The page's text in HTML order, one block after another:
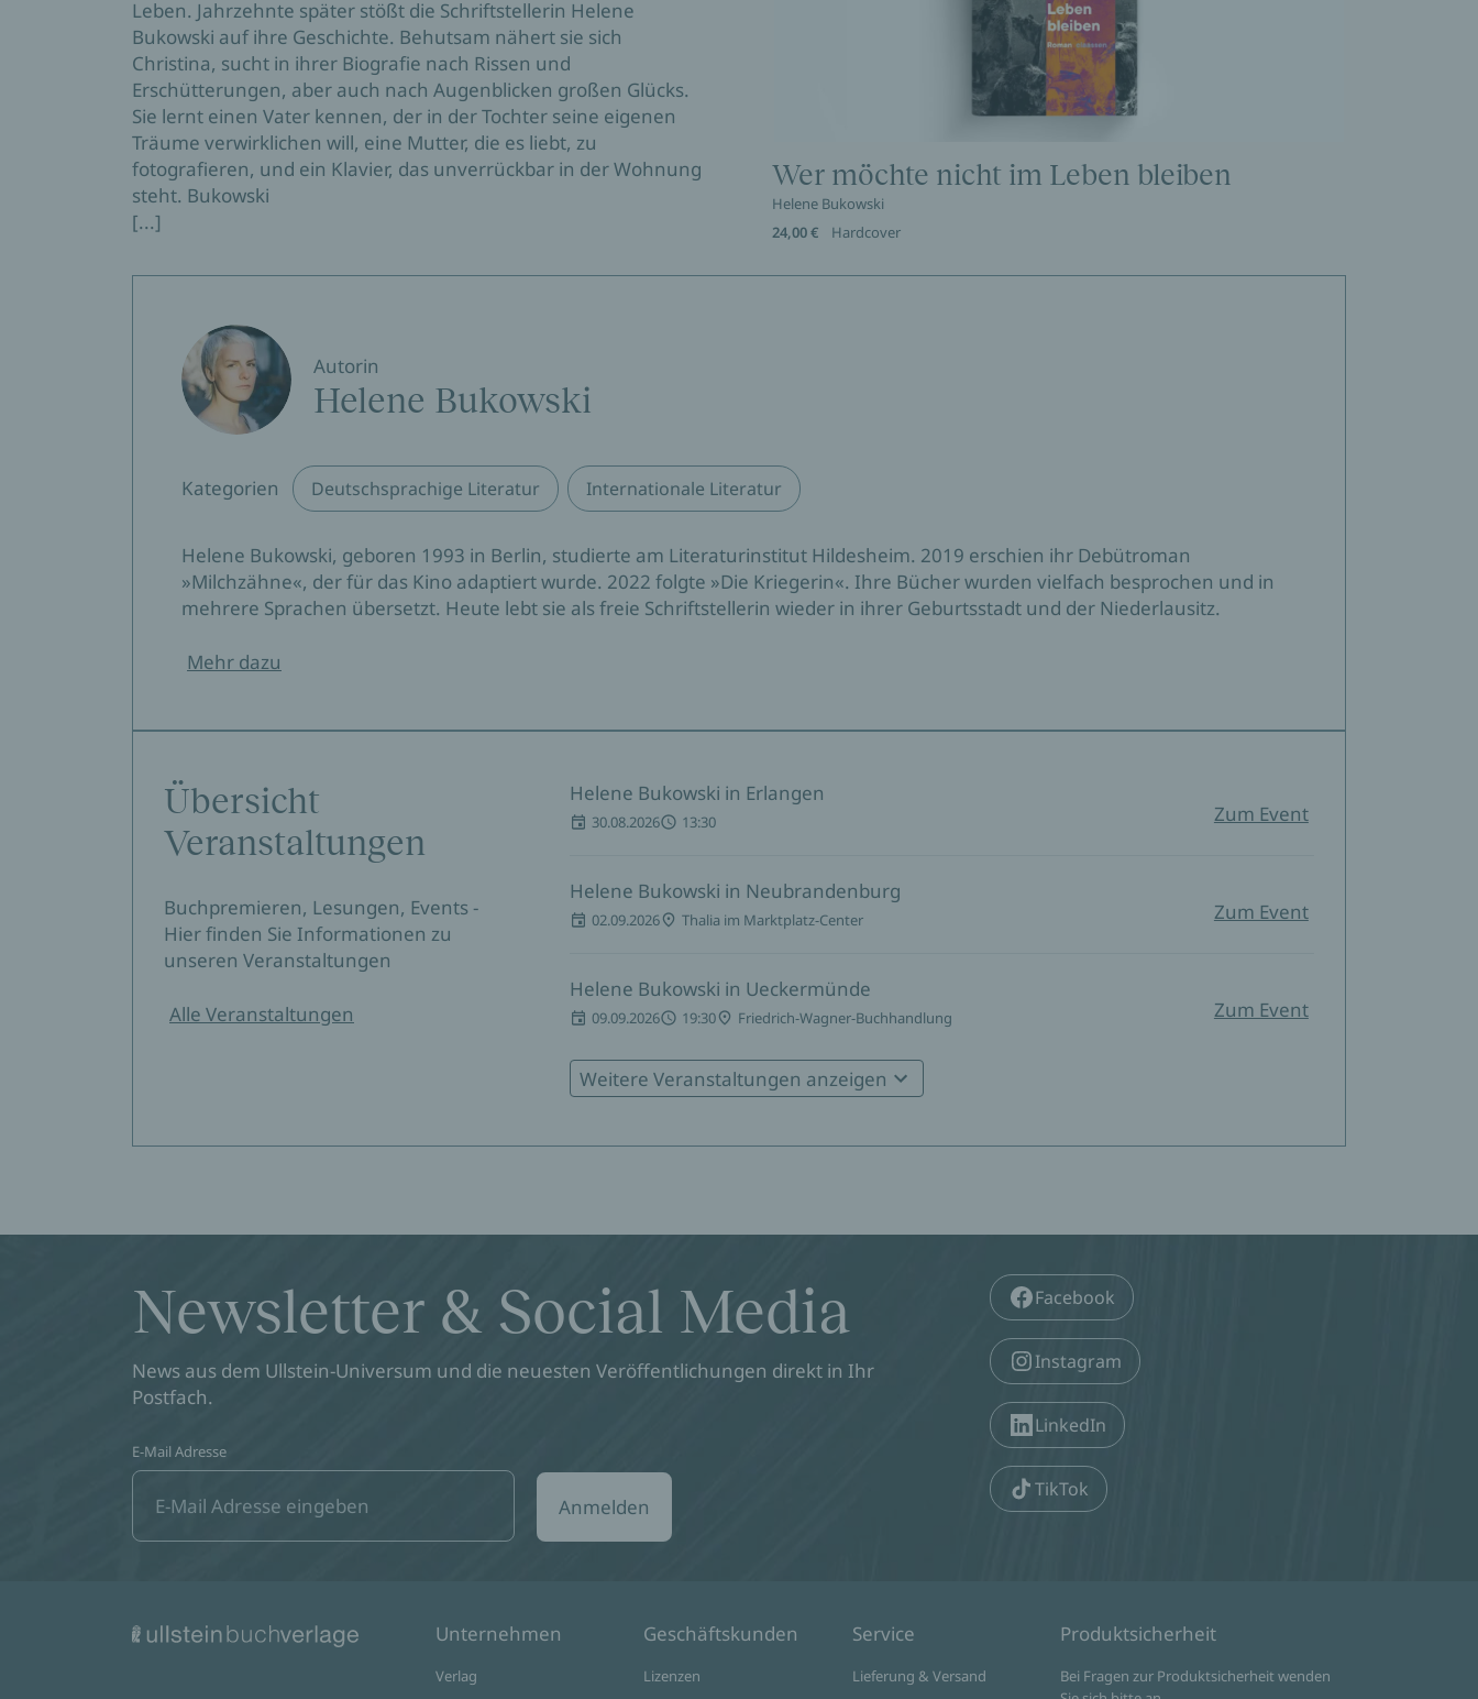
Leben. Jahrzehnte später stößt die Schriftstellerin Helene
Bukowski auf ihre Geschichte. Behutsam nähert sie sich
Christina, sucht in ihrer Biografie nach Rissen und
Erschütterungen, aber auch nach Augenblicken großen Glücks.
Sie lernt einen Vater kennen, der in der Tochter seine eigenen
Träume verwirklichen will, eine Mutter, die es liebt, zu
fotografieren, und ein Klavier, das unverrückbar in der Wohnung
steht. Bukowski
[...]
Wer möchte nicht im Leben bleiben
Helene Bukowski
24,00 €
Hardcover
Autorin
Helene Bukowski
Kategorien Deutschsprachige Literatur Internationale Literatur
Helene Bukowski, geboren 1993 in Berlin, studierte am Literaturinstitut Hildesheim. 2019 erschien ihr Debütroman
»Milchzähne«, der für das Kino adaptiert wurde. 2022 folgte »Die Kriegerin«. Ihre Bücher wurden vielfach besprochen und in
mehrere Sprachen übersetzt. Heute lebt sie als freie Schriftstellerin wieder in ihrer Geburtsstadt und der Niederlausitz.
Mehr dazu
Übersicht
Veranstaltungen
Buchpremieren, Lesungen, Events -
Hier finden Sie Informationen zu
unseren Veranstaltungen
Alle Veranstaltungen
Helene Bukowski in Erlangen
30.08.2026 13:30 Zum Event
Helene Bukowski in Neubrandenburg
02.09.2026 Thalia im Marktplatz-Center Zum Event
Helene Bukowski in Ueckermünde
09.09.2026 19:30 Friedrich-Wagner-Buchhandlung Zum Event
Helene Bukowski in Schwerin
Helene Bukowski in Nürnberg
14.10.2026 19:30 Staatstheater Nürnberg, Schauspiel, 3. Etage
Weitere Veranstaltungen anzeigen
Newsletter & Social Media
News aus dem Ullstein-Universum und die neuesten Veröffentlichungen direkt in Ihr
Postfach.
E-Mail Adresse
Anmelden
Facebook
Instagram
LinkedIn
TikTok
Unternehmen
Verlag
Geschäftskunden
Lizenzen
Service
Lieferung & Versand
Produktsicherheit
Bei Fragen zur Produktsicherheit wenden